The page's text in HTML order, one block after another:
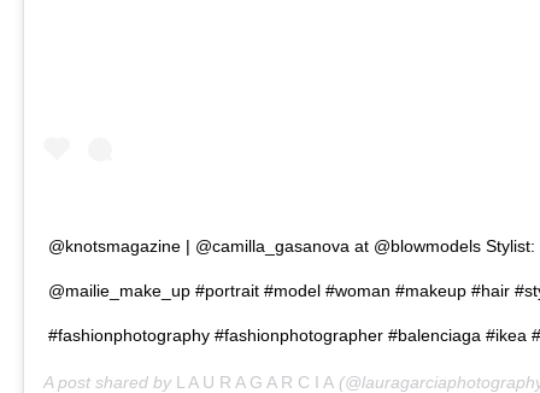
@knotsmagazine | @camilla_gasanova at @blowmodels
@mailie_make_up #portrait #model #woman #makeup #hair
#fashionphotography #fashionphotographer #balenciaga #ikea
A post shared by L A U R A G A R C I A